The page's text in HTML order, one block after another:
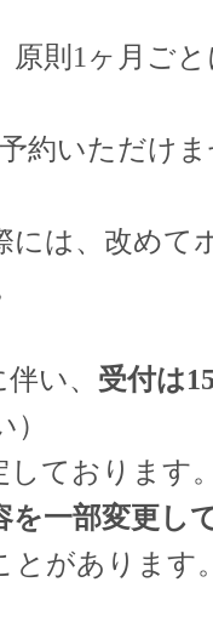
則1ヶ月ご
約いただけ
には、改めて
い、 受付は
しております
を一部変更し
とがあります